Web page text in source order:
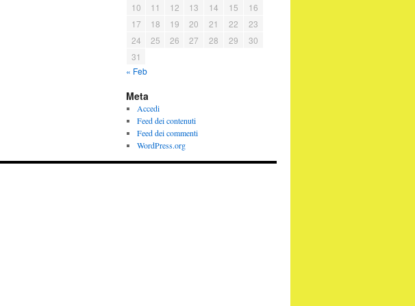
10
11 12 13 14 15
16
17
18 19 20 21 22
23
24
25 26 27 28 29
30
31
« Feb
Meta
Accedi
Feed dei contenuti
Feed dei commenti
WordPress.org